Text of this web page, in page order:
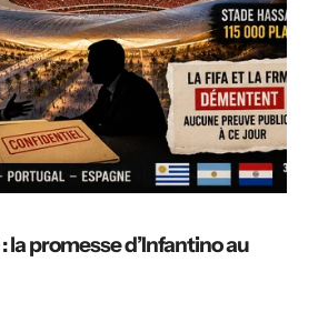
la promesse d’Infantino au